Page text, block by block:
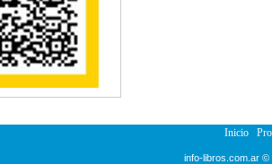
Inicio
info-libros.com.ar